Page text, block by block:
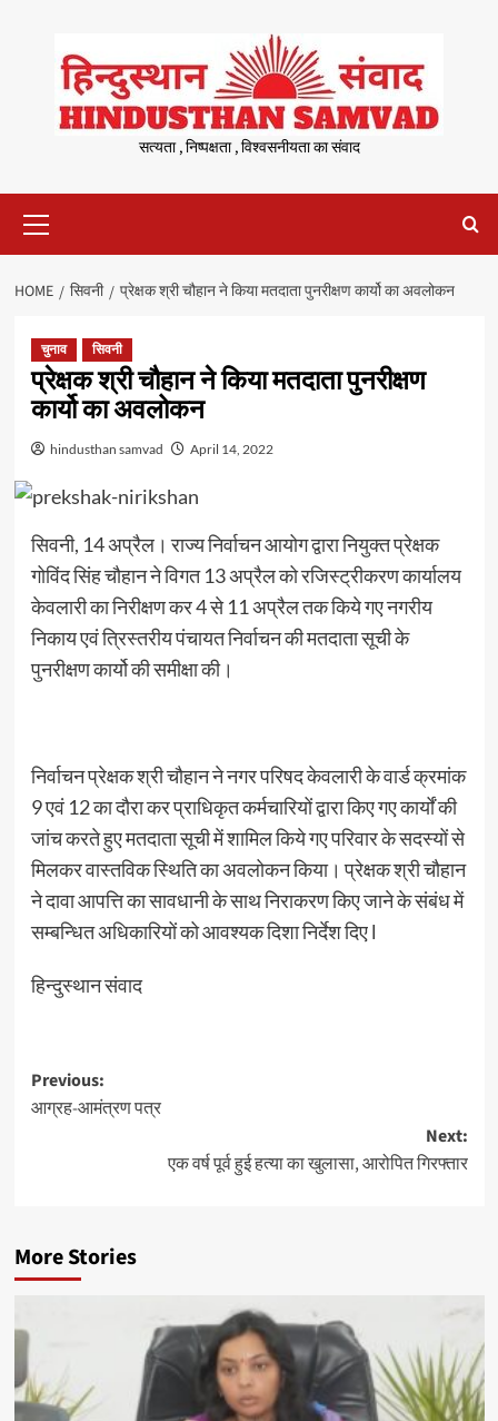
content
सत्यता , निष्पक्षता , विश्वसनीयता का संवाद
Menu
HOME सिवनी प्रेक्षक श्री चौहान ने किया मतदाता पुनरीक्षण कार्यो का अवलोकन
चुनाव सिवनी
प्रेक्षक श्री चौहान ने किया मतदाता पुनरीक्षण
कार्यो का अवलोकन
hindusthan samvad April 14, 2022
सिवनी, 14 अप्रैल। राज्य निर्वाचन आयोग द्वारा नियुक्त प्रेक्षक
गोविंद सिंह चौहान ने विगत 13 अप्रैल को रजिस्ट्रीकरण कार्यालय
केवलारी का निरीक्षण कर 4 से 11 अप्रैल तक किये गए नगरीय
निकाय एवं त्रिस्तरीय पंचायत निर्वाचन की मतदाता सूची के
पुनरीक्षण कार्यो की समीक्षा की।
निर्वाचन प्रेक्षक श्री चौहान ने नगर परिषद केवलारी के वार्ड क्रमांक
9 एवं 12 का दौरा कर प्राधिकृत कर्मचारियों द्वारा किए गए कार्यों की
जांच करते हुए मतदाता सूची में शामिल किये गए परिवार के सदस्यों से
मिलकर वास्तविक स्थिति का अवलोकन किया। प्रेक्षक श्री चौहान
ने दावा आपत्ति का सावधानी के साथ निराकरण किए जाने के संबंध में
सम्बन्धित अधिकारियों को आवश्यक दिशा निर्देश दिए l
हिन्दुस्थान संवाद
Post
navigation
Previous:
आग्रह-आमंत्रण पत्र
Next:
एक वर्ष पूर्व हुई हत्या का खुलासा, आरोपित गिरफ्तार
More Stories